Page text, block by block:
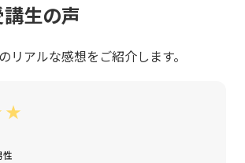
生の声
リアルな感想をご紹介します。
★
性